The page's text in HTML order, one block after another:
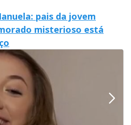
pais da jovem
misterioso está